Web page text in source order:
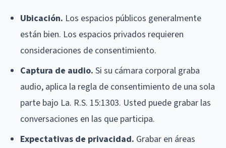
Ubicación. Los espacios públicos generalmente
están bien. Los espacios privados requieren
consideraciones de consentimiento.
Captura de audio. Si su cámara corporal graba
audio, aplica la regla de consentimiento de una sola
parte bajo La. R.S. 15:1303. Usted puede grabar las
conversaciones en las que participa.
Expectativas de privacidad. Grabar en áreas